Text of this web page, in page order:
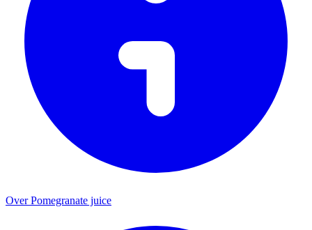
Over Pomegranate juice